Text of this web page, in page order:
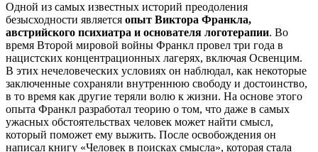
Одной из самых известных историй преодоления
безысходности является опыт Виктора Франкла,
австрийского психиатра и основателя логотерапии. Во
время Второй мировой войны Франкл провел три года в
нацистских концентрационных лагерях, включая Освенцим.
В этих нечеловеческих условиях он наблюдал, как некоторые
заключенные сохраняли внутреннюю свободу и достоинство,
в то время как другие теряли волю к жизни. На основе этого
опыта Франкл разработал теорию о том, что даже в самых
ужасных обстоятельствах человек может найти смысл,
который поможет ему выжить. После освобождения он
написал книгу «Человек в поисках смысла», которая стала